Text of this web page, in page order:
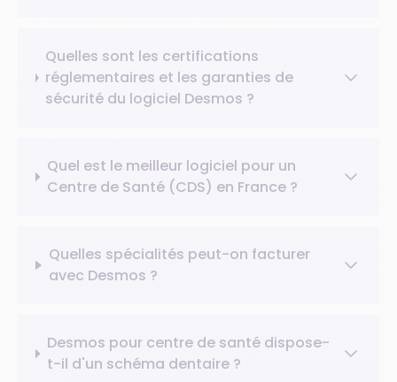
Quelles sont les certifications
réglementaires et les garanties de
sécurité du logiciel Desmos ?
Quel est le meilleur logiciel pour un
Centre de Santé (CDS) en France ?
Quelles spécialités peut-on facturer
avec Desmos ?
Desmos pour centre de santé dispose-
t-il d'un schéma dentaire ?